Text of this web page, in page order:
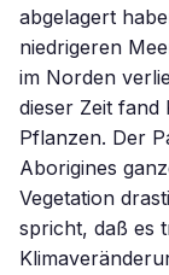
abgelagert
niedrigeren
im Norden
dieser Zeit
Pflanzen. Der
Aborigines
Vegetation
spricht, daß es